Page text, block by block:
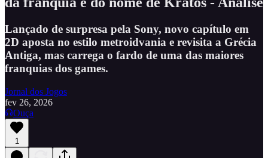
Lançado de surpresa pela Sony, novo capítulo em
2D aposta no estilo metroidvania e revisita a Grécia
Antiga, mas carrega o fardo de uma das maiores
franquias dos games.
Jornal dos Jogos
fev 26, 2026
Ouça
1